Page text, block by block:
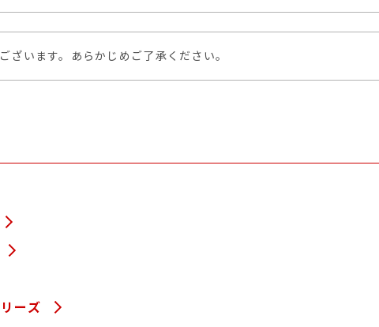
います。あらかじめご了承ください。
ーズ